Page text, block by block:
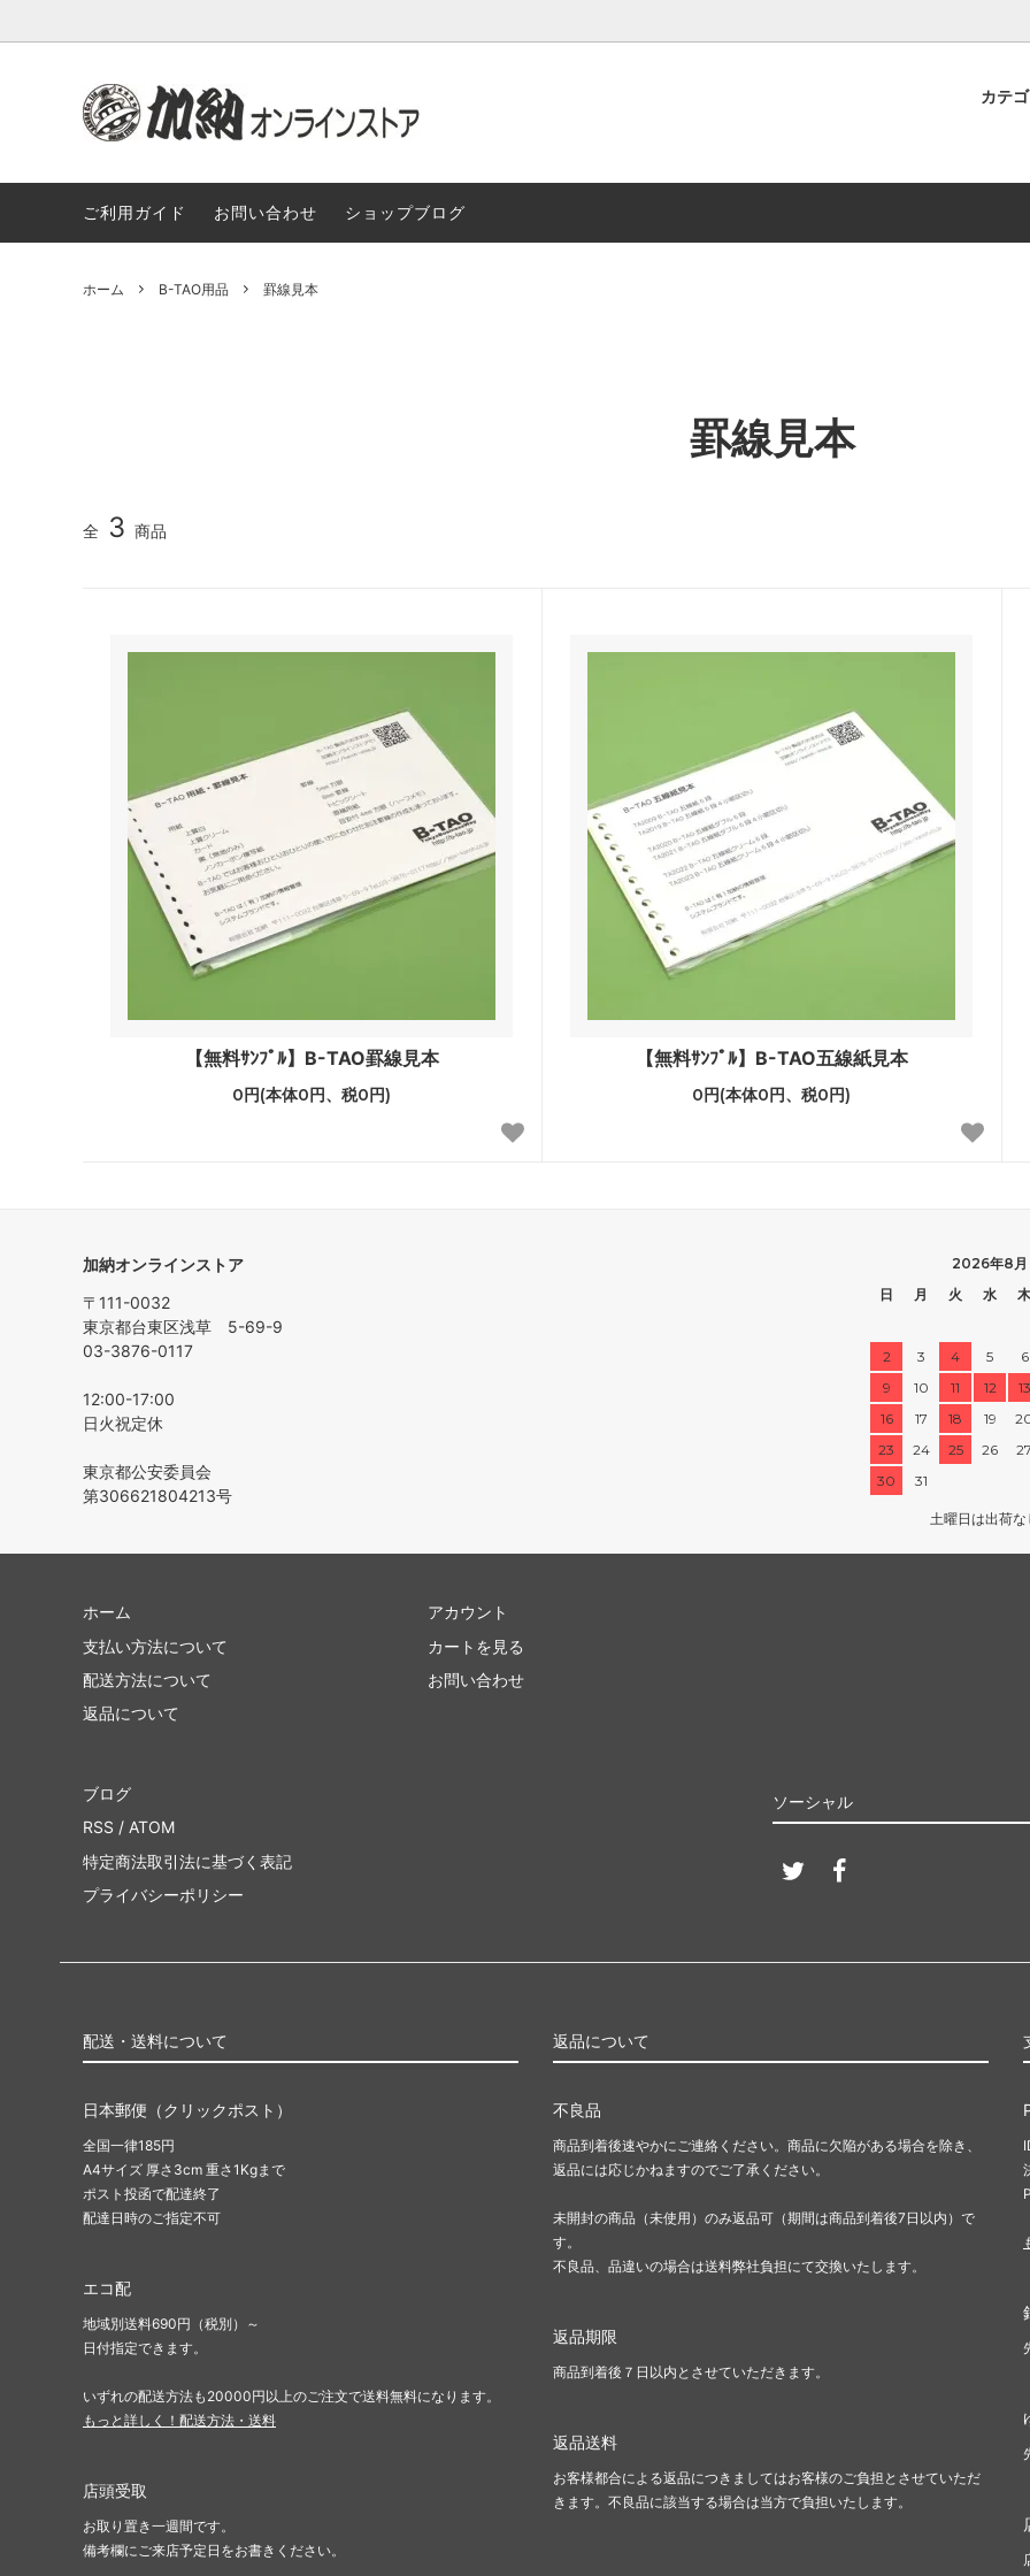
カテ
本革製品 便利道具・雑貨
ご注文の流れ
ご利用ガイド お問い合わせ ショップブログ
ホーム B-TAO用品 罫線見本
罫線見本
全 3 商品
【無料ｻﾝﾌﾟﾙ】B-TAO罫線見本
0円(本体0円、税0円)
【無料ｻﾝﾌﾟﾙ】B-TAO五線紙見本
0円(本体0円、税0円)
加納オンラインストア
〒111-0032
東京都台東区浅草 5-69-9
03-3876-0117
12:00-17:00
日火祝定休
東京都公安委員会
第306621804213号
2026年8月
日
月 火 水 木
2
3 4 5 6
9
10 11 12 13
16
17 18 19
23
24 25 26 27
30
31
土曜日は出荷な
ホーム
支払い方法について
配送方法について
返品について
アカウント
カートを見る
お問い合わせ
ソーシャル
ブログ
RSS / ATOM
特定商法取引法に基づく表記
プライバシーポリシー
配送・送料について
日本郵便（クリックポスト）
全国一律185円
A4サイズ 厚さ3cm 重さ1Kgまで
ポスト投函で配達終了
配達日時のご指定不可
エコ配
地域別送料690円（税別）～
日付指定できます。
いずれの配送方法も20000円以上のご注文で送料無料になります。
もっと詳しく！配送方法・送料
店頭受取
お取り置き一週間です。
備考欄にご来店予定日をお書きください。
返品について
不良品
商品到着後速やかにご連絡ください。商品に欠陥がある場合を除き、
返品には応じかねますのでご了承ください。
未開封の商品（未使用）のみ返品可（期間は商品到着後7日以内）で
す。
不良品、品違いの場合は送料弊社負担にて交換いたします。
返品期限
商品到着後７日以内とさせていただきます。
返品送料
お客様都合による返品につきましてはお客様のご負担とさせていただ
きます。不良品に該当する場合は当方で負担いたします。